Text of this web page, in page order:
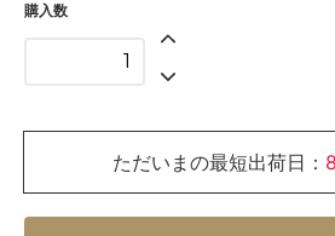
購入数
ただいまの最短出荷日：